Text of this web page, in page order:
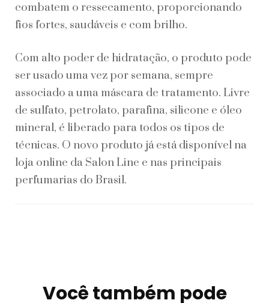
combatem o ressecamento, proporcionando
fios fortes, saudáveis e com brilho.
Com alto poder de hidratação, o produto pode
ser usado uma vez por semana, sempre
associado a uma máscara de tratamento. Livre
de sulfato, petrolato, parafina, silicone e óleo
mineral, é liberado para todos os tipos de
técnicas. O novo produto já está disponível na
loja online da Salon Line e nas principais
perfumarias do Brasil.
NavegaçãoVocê também pode